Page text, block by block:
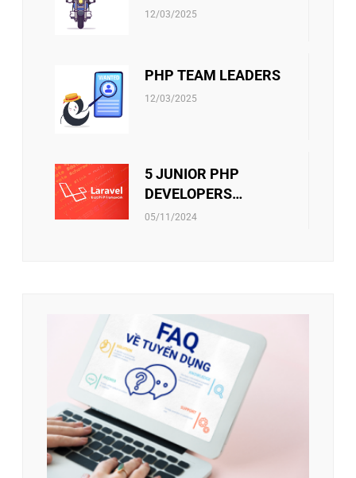
(LARAVEL)
12/03/2025
PHP TEAM LEADERS
12/03/2025
5 JUNIOR PHP
DEVELOPERS
(LARAVEL)
05/11/2024